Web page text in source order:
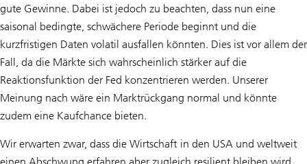
gute Gewinne. Dabei ist jedoch zu beachten, dass nun eine
saisonal bedingte, schwächere Periode beginnt und die
kurzfristigen Daten volatil ausfallen könnten. Dies ist vor allem der
Fall, da die Märkte sich wahrscheinlich stärker auf die
Reaktionsfunktion der Fed konzentrieren werden. Unserer
Meinung nach wäre ein Marktrückgang normal und könnte
zudem eine Kaufchance bieten.
Wir erwarten zwar, dass die Wirtschaft in den USA und weltweit